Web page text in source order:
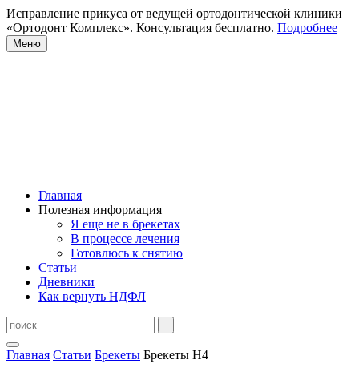
Исправление прикуса от ведущей ортодонтической клиники
«Ортодонт Комплекс». Консультация бесплатно. Подробнее
Меню
Главная
Полезная информация
Я еще не в брекетах
В процессе лечения
Готовлюсь к снятию
Статьи
Дневники
Как вернуть НДФЛ
Главная Статьи Брекеты Брекеты H4